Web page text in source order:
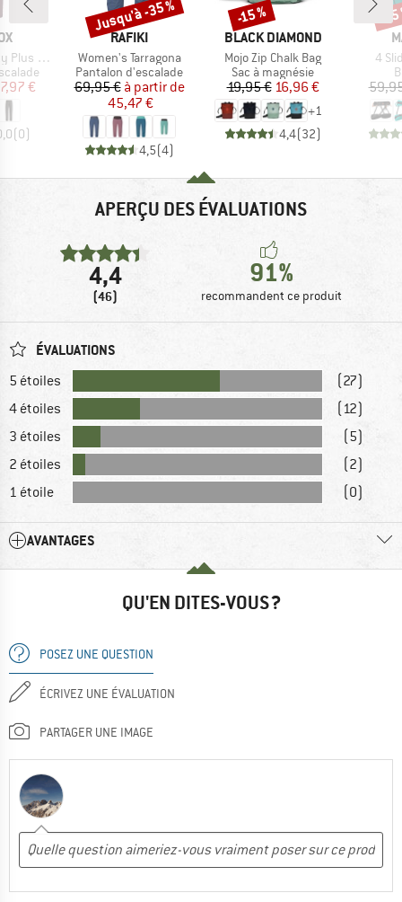
Pants
réduit
€
(0)
MARQUE
RAFIKI
Article
Women's Tarragona
Product group
Pantalon d'escalade
Prix
69,95 € Prix réduit
à partir de
45,47 €
4,5(4)
Remise
Jusqu'à -35 %
MARQUE
BLACK DIAMOND
Article
Mojo Zip Chalk Bag
Product group
Sac à magnésie
Prix
19,95 €Prix réduit
16,96 €
+1
4,4(32)
Remise
-15 %
4
-
APERÇU DES ÉVALUATIONS
4,4
(46)
91%
recommandent ce produit
ÉVALUATIONS
5 étoiles
(27)
4 étoiles
(12)
3 étoiles
(5)
2 étoiles
(2)
1 étoile
(0)
AVANTAGES
QU'EN DITES-VOUS ?
POSEZ UNE QUESTION
ÉCRIVEZ UNE ÉVALUATION
PARTAGER UNE IMAGE